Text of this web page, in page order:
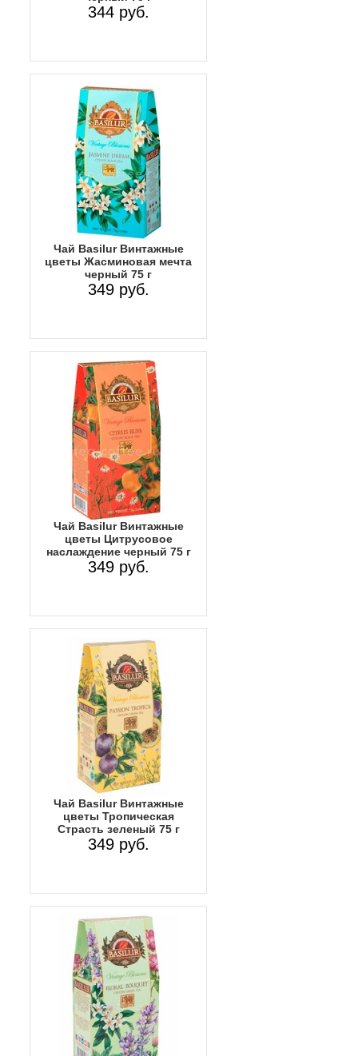
344 руб.
Чай Basilur Винтажные
цветы Жасминовая мечта
черный 75 г
349 руб.
Чай Basilur Винтажные
цветы Цитрусовое
наслаждение черный 75 г
349 руб.
Чай Basilur Винтажные
цветы Тропическая
Страсть зеленый 75 г
349 руб.